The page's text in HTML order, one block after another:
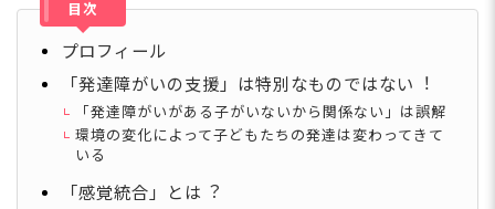
目次
プロフィール
「発達障がいの⽀援」は特別なものではない︕
「発達障がいがある⼦がいないから関係ない」は誤解
環境の変化によって⼦どもたちの発達は変わってきて
いる
「感覚統合」とは︖